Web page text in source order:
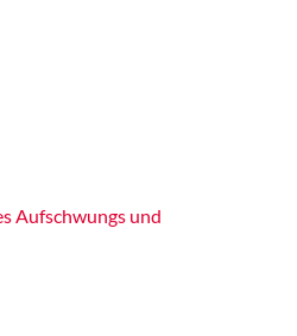
Aufschwungs und